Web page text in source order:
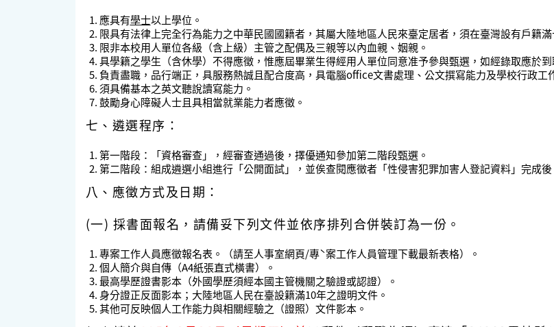
應具有學士以上學位。
限具有法律上完全行為能力之中華民國國籍者，其屬大陸地區人民來臺定居者，須在臺灣設有戶籍滿
限非本校用人單位各級（含上級）主管之配偶及三親等以內血親、姻親。
具學籍之學生（含休學） 不得應徵，惟應屆畢業生得經用人單位同意准予參與甄選，如經錄取應於
負責盡職，品行端正，具服務熱誠且配合度高，具電腦office文書處理、公文撰寫能力及學校行政工
須具備基本之英文聽說讀寫能力。
鼓勵身心障礙人士且具相當就業能力者應徵。
七、遴選程序：
第一階段：「資格審查」，經審查通過後，擇優通知參加第二階段甄選。
第二階段：組成遴選小組進行「公開面試」，並俟查閱應徵者「性侵害犯罪加害人登記資料」完成
八、應徵方式及日期：
(一) 採書面報名，請備妥下列文件並依序排列合併裝訂為一份。
專案工作人員應徵報名表。（請至人事室網頁/專ˋ案工作人員管理下載最新表格）。
個人簡介與自傳（A4紙張直式橫書）。
最高學歷證書影本（外國學歷須經本國主管機關之驗證或認證）。
身分證正反面影本；大陸地區人民在臺設籍滿10年之證明文件。
其他可反映個人工作能力與相關經驗之（證照）文件影本。